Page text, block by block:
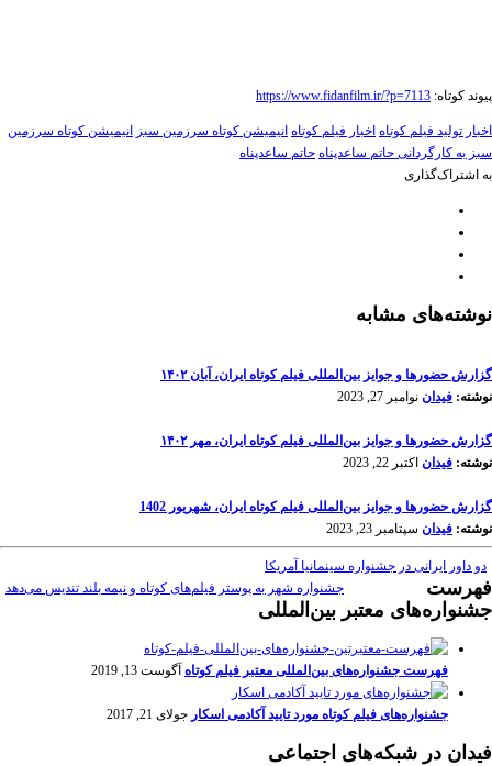
پیوند کوتاه: https://www.fidanfilm.ir/?p=7113
اخبار تولید فیلم کوتاه اخبار فیلم کوتاه انیمیشن کوتاه سرزمین سبز
انیمیشن کوتاه سرزمین
سبز به کارگردانی حاتم ساعدپناه حاتم ساعدپناه
به اشتراک‌گذاری
نوشته‌های مشابه
گزارش حضورها و جوایز بین‌المللی فیلم کوتاه ایران، آبان ۱۴۰۲
نوشته: فیدان نوامبر 27, 2023
گزارش حضورها و جوایز بین‌المللی فیلم کوتاه ایران، مهر ۱۴۰۲
نوشته: فیدان اکتبر 22, 2023
گزارش حضورها و جوایز بین‌المللی فیلم کوتاه ایران، شهریور 1402
نوشته: فیدان سپتامبر 23, 2023
دو داور ایرانی در جشنواره سینمانیا آمریکا
جشنواره شهر به پوستر فیلم‌های کوتاه و نیمه بلند تندیس می‌دهد
فهرست
جشنواره‌های معتبر بین‌المللی
فهرست جشنواره‌های بین‌المللی معتبر فیلم کوتاه آگوست 13, 2019
جشنواره‌های فیلم کوتاه مورد تایید آکادمی اسکار جولای 21, 2017
فیدان در شبکه‌های اجتماعی